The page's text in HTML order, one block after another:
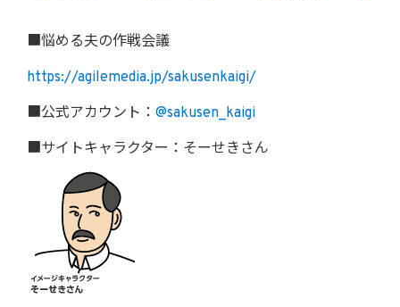
■悩める夫の作戦会議
https://agilemedia.jp/sakusenkaigi/
■公式アカウント： @sakusen_kaigi
■サイトキャラクター：そーせきさん